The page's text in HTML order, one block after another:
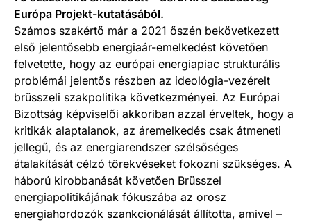
Európa Projekt-kutatásából.
Számos szakértő már a 2021 őszén bekövetkezett
első jelentősebb energiaár-emelkedést követően
felvetette, hogy az európai energiapiac strukturális
problémái jelentős részben az ideológia-vezérelt
brüsszeli szakpolitika következményei. Az Európai
Bizottság képviselői akkoriban azzal érveltek, hogy a
kritikák alaptalanok, az áremelkedés csak átmeneti
jellegű, és az energiarendszer szélsőséges
átalakítását célzó törekvéseket fokozni szükséges. A
háború kirobbanását követően Brüsszel
energiapolitikájának fókuszába az orosz
energiahordozók szankcionálását állította, amivel –